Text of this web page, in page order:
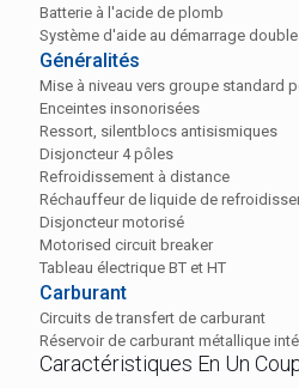
Batterie à l'acide de plomb
Système d'aide au démarrage
Généralités
Mise à niveau vers groupe standard
Enceintes insonorisées
Ressort, silentblocs antisismiques
Disjoncteur 4 pôles
Refroidissement à distance
Réchauffeur de liquide de
Disjoncteur motorisé
Motorised circuit breaker
Tableau électrique BT et HT
Carburant
Circuits de transfert de carburant
Réservoir de carburant métallique
Caractéristiques En Un